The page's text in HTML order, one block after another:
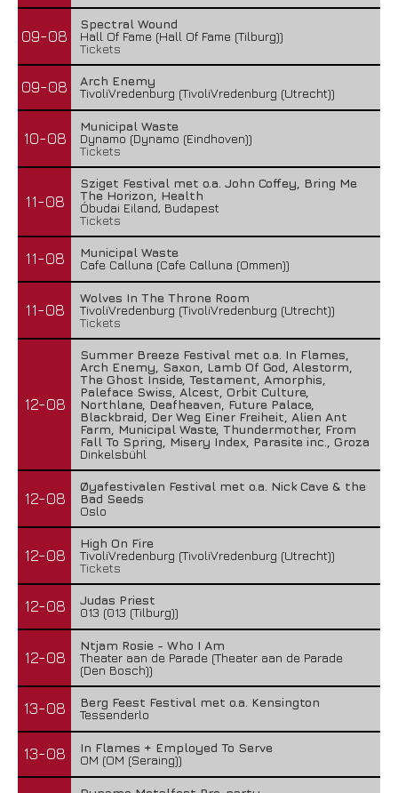
09-08
Spectral Wound
Hall Of Fame (Hall Of Fame (Tilburg))
Tickets
09-08
Arch Enemy
TivoliVredenburg (TivoliVredenburg (Utrecht))
10-08
Municipal Waste
Dynamo (Dynamo (Eindhoven))
Tickets
11-08
Sziget Festival met o.a. John Coffey, Bring Me
The Horizon, Health
Óbudai Eiland, Budapest
Tickets
11-08
Municipal Waste
Cafe Calluna (Cafe Calluna (Ommen))
11-08
Wolves In The Throne Room
TivoliVredenburg (TivoliVredenburg (Utrecht))
Tickets
12-08
Summer Breeze Festival met o.a. In Flames,
Arch Enemy, Saxon, Lamb Of God, Alestorm,
The Ghost Inside, Testament, Amorphis,
Paleface Swiss, Alcest, Orbit Culture,
Northlane, Deafheaven, Future Palace,
Blackbraid, Der Weg Einer Freiheit, Alien Ant
Farm, Municipal Waste, Thundermother, From
Fall To Spring, Misery Index, Parasite inc., Groza
Dinkelsbühl
12-08
Øyafestivalen Festival met o.a. Nick Cave & the
Bad Seeds
Oslo
12-08
High On Fire
TivoliVredenburg (TivoliVredenburg (Utrecht))
Tickets
12-08
Judas Priest
013 (013 (Tilburg))
12-08
Ntjam Rosie - Who I Am
Theater aan de Parade (Theater aan de Parade
(Den Bosch))
13-08
Berg Feest Festival met o.a. Kensington
Tessenderlo
13-08
In Flames + Employed To Serve
OM (OM (Seraing))